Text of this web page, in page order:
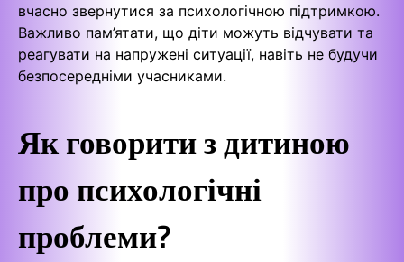
вчасно звернутися за психологічною підтримкою.
Важливо пам’ятати, що діти можуть відчувати та
реагувати на напружені ситуації, навіть не будучи
безпосередніми учасниками.
Як говорити з дитиною
про психологічні
проблеми?